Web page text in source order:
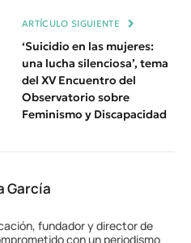
ARTÍCULO SIGUIENTE
‘Suicidio en las mujeres:
una lucha silenciosa’, tema
del XV Encuentro del
Observatorio sobre
Feminismo y Discapacidad
García
fundador y director de
con un periodismo